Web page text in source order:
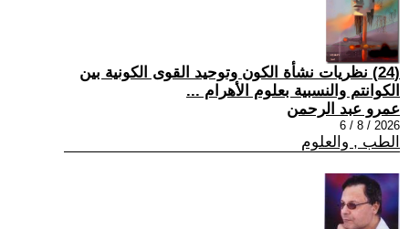
(24) نظريات نشأة الكون وتوحيد القوى الكونية بين
الكوانتم والنسبية بعلوم الأهرام ...
عمرو عبد الرحمن
2026 / 8 / 6
الطب , والعلوم